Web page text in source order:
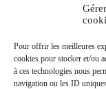
Pour offrir les meilleures
cookies pour stocker et/ou
à ces technologies nous
navigation ou les ID